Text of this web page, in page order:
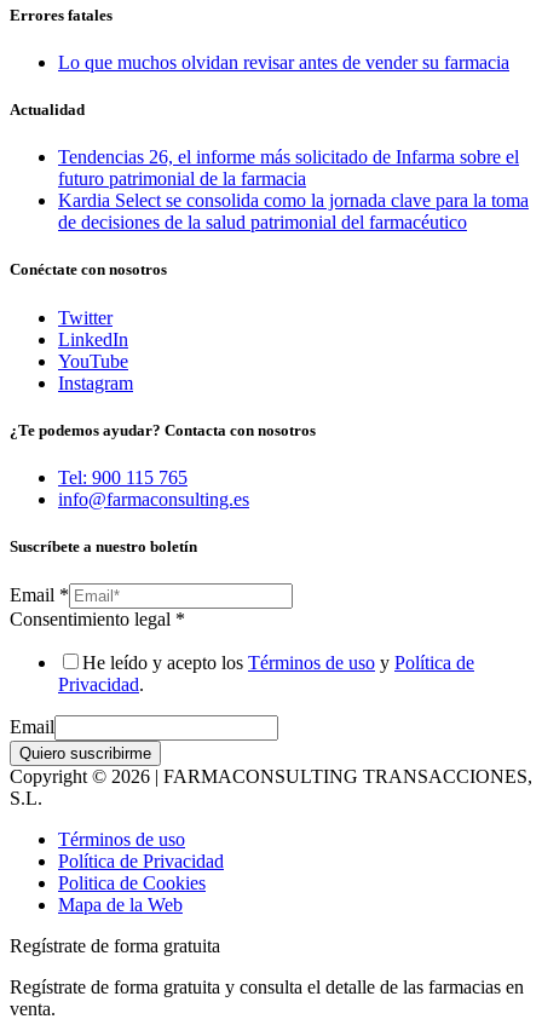
Errores fatales
Lo que muchos olvidan revisar antes de vender su farmacia
Actualidad
Tendencias 26, el informe más solicitado de Infarma sobre el
futuro patrimonial de la farmacia
Kardia Select se consolida como la jornada clave para la toma
de decisiones de la salud patrimonial del farmacéutico
Conéctate con nosotros
Twitter
LinkedIn
YouTube
Instagram
¿Te podemos ayudar? Contacta con nosotros
Tel: 900 115 765
info@farmaconsulting.es
Suscríbete a nuestro boletín
Email *
Consentimiento legal *
He leído y acepto los Términos de uso y Política de
Privacidad.
Email
Quiero suscribirme
Copyright © 2026 | FARMACONSULTING TRANSACCIONES,
S.L.
Términos de uso
Política de Privacidad
Politica de Cookies
Mapa de la Web
Regístrate de forma gratuita
Regístrate de forma gratuita y consulta el detalle de las farmacias en
venta.